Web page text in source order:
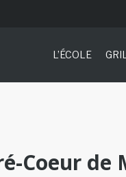
L’ÉCOLE
Coeur de